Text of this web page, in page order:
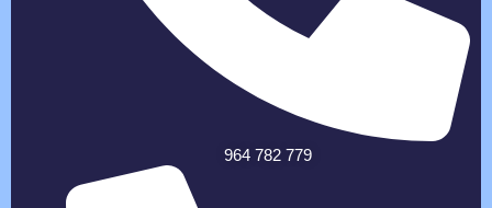
964 782 779